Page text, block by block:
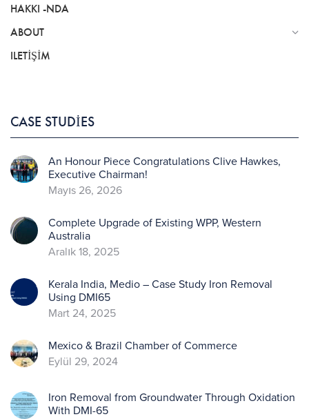
HAKKI -NDA
ABOUT
ILETIŞIM
CASE STUDIES
An Honour Piece Congratulations Clive Hawkes,
Executive Chairman!
Mayıs 26, 2026
Complete Upgrade of Existing WPP, Western
Australia
Aralık 18, 2025
Kerala India, Medio – Case Study Iron Removal
Using DMI65
Mart 24, 2025
Mexico & Brazil Chamber of Commerce
Eylül 29, 2024
Iron Removal from Groundwater Through Oxidation
With DMI-65